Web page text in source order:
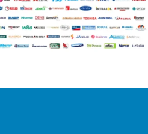
WIFI Standard
ΧΡΏΜΑ Λευκό